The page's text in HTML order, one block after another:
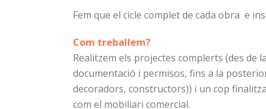
Fem que el cicle complet de cada obra e
Com treballem?
Realitzem els projectes complerts (des de
documentació i permisos, fins a la
decoradors, constructors)) i un cop
com el mobiliari comercial.